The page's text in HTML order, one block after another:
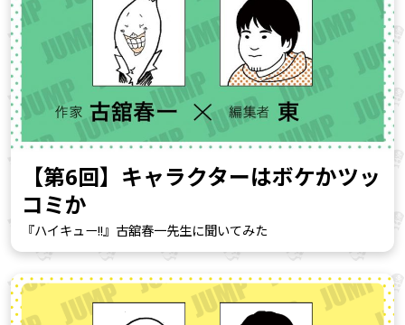
【第6回】キャラクターはボケかツッ
コミか
『ハイキュー!!』古舘春一先生に聞いてみた